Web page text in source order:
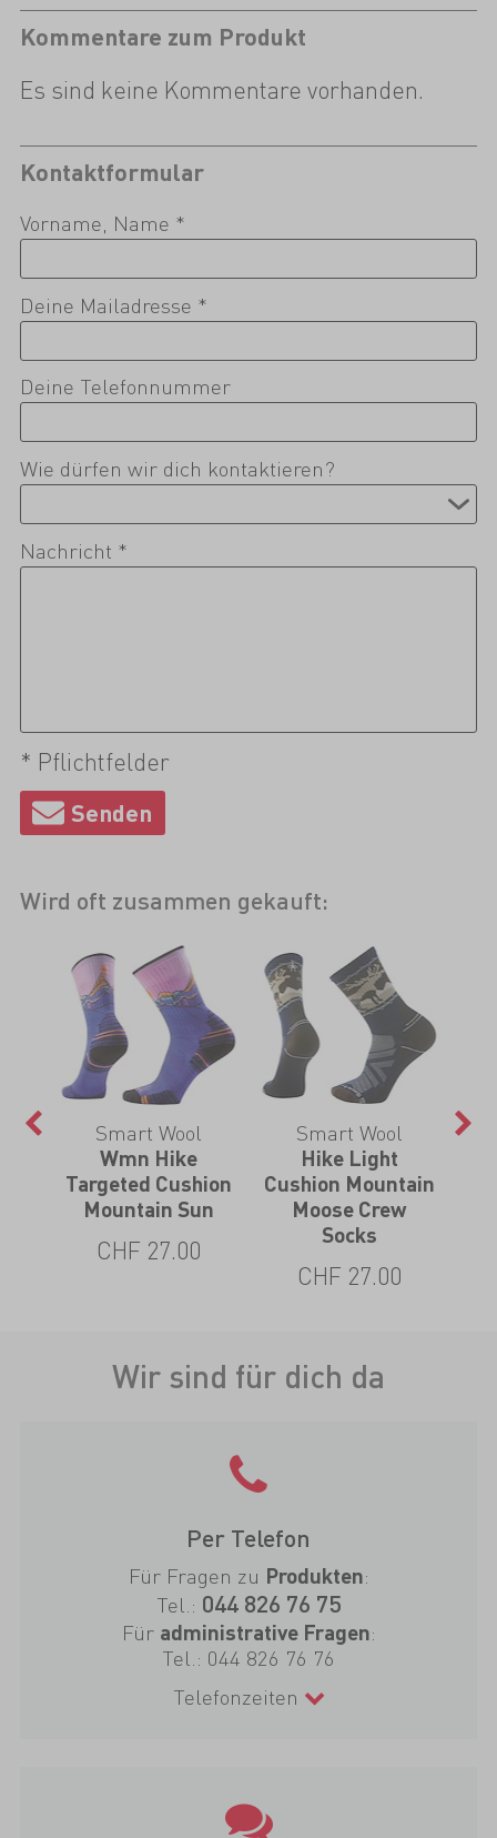
Kommentare zum Produkt
Es sind keine Kommentare vorhanden.
Kontaktformular
Vorname, Name *
Deine Mailadresse *
Deine Telefonnummer
Wie dürfen wir dich kontaktieren?
Nachricht *
* Pflichtfelder
Wird oft zusammen gekauft:
Smart Wool
Wmn Hike
Targeted Cushion
Mountain Sun
CHF 27.00
Smart Wool
Hike Light
Cushion Mountain
Moose Crew
Socks
CHF 27.00
Wir sind für dich da
Per Telefon
Für Fragen zu Produkten:
Tel.: 044 826 76 75
Für administrative Fragen:
Tel.: 044 826 76 76
Telefonzeiten